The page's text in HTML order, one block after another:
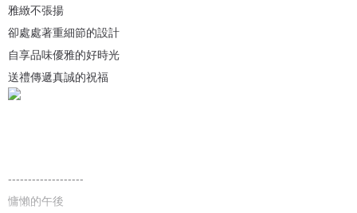
雅緻不張揚
卻處處著重細節的設計
自享品味優雅的好時光
送禮傳遞真誠的祝福
-------------------
慵懶的午後